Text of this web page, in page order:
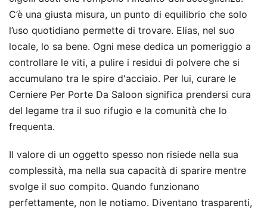
C’è una giusta misura, un punto di equilibrio che solo
l’uso quotidiano permette di trovare. Elias, nel suo
locale, lo sa bene. Ogni mese dedica un pomeriggio a
controllare le viti, a pulire i residui di polvere che si
accumulano tra le spire d'acciaio. Per lui, curare le
Cerniere Per Porte Da Saloon significa prendersi cura
del legame tra il suo rifugio e la comunità che lo
frequenta.
Il valore di un oggetto spesso non risiede nella sua
complessità, ma nella sua capacità di sparire mentre
svolge il suo compito. Quando funzionano
perfettamente, non le notiamo. Diventano trasparenti,